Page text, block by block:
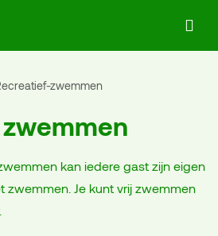
van Actief in Venlo
zwemmen
kan iedere gast zijn eigen
zwemmen. Je kunt vrij zwemmen